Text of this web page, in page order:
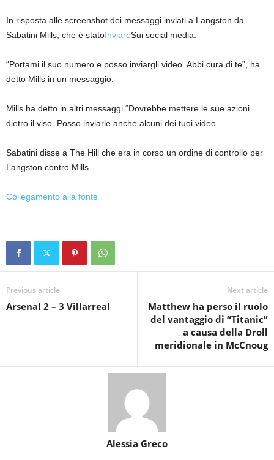
In risposta alle screenshot dei messaggi inviati a Langston da
Sabatini Mills, che è statoInviareSui social media.
“Portami il suo numero e posso inviargli video. Abbi cura di te”, ha
detto Mills in un messaggio.
Mills ha detto in altri messaggi “Dovrebbe mettere le sue azioni
dietro il viso. Posso inviarle anche alcuni dei tuoi video
Sabatini disse a The Hill che era in corso un ordine di controllo per
Langston contro Mills.
Collegamento alla fonte
Previous article
Arsenal 2 – 3 Villarreal
Next article
Matthew ha perso il ruolo
del vantaggio di “Titanic”
a causa della Droll
meridionale in McCnoug
Alessia Greco